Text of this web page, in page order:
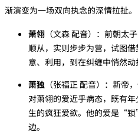
渐演变为一场双向执念的深情拉扯。
萧翎 （文森 配音）：前朝太
顺从，实则步步为营，试图
意、利用，到在纠缠中悄然动
萧独 （张福正 配音）：新帝
对萧翎的爱近乎病态，既有
生的疯狂爱欲。他的爱是“
边。